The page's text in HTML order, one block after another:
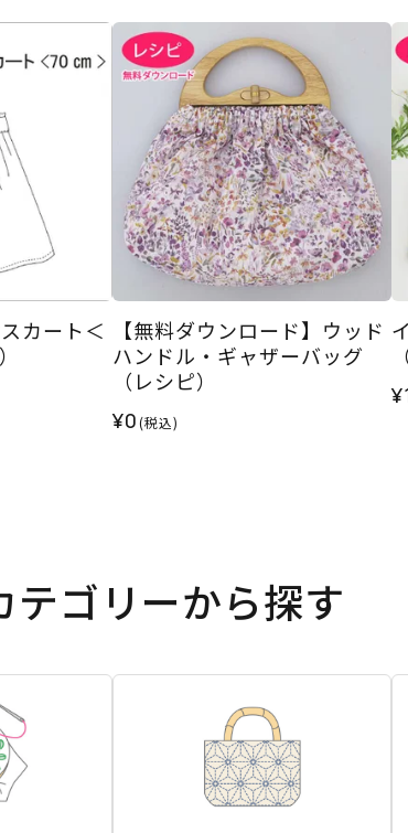
カート＜
【無料ダウンロード】ウッド
ハンドル・ギャザーバッグ
（レシピ）
¥0(税込)
テゴリーから探す